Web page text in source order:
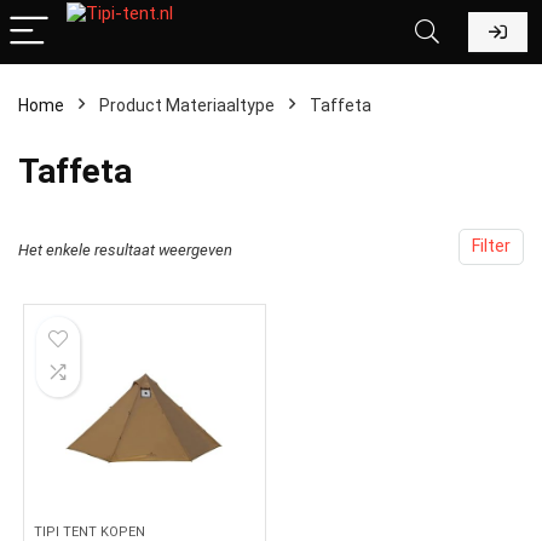
Home Product Materiaaltype ‎Taffeta
‎Taffeta
Filter
Het enkele resultaat weergeven
TIPI TENT KOPEN